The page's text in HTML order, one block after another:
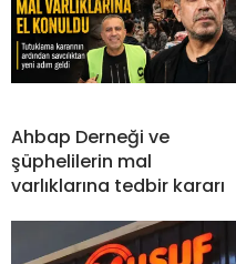
Ahbap Derneği ve
şüphelilerin mal
varlıklarına tedbir kararı